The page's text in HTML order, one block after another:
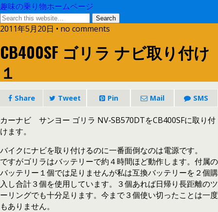
趣味の乗り物ホームページ
2011年5月20日 • no comments
CB400SF ゴリラ ナビ取り付け
１
Share Tweet Pin Mail SMS
カーナビ サンヨー ゴリラ NV‐SB570DTをCB400SFに取り付
けます。
バイクにナビを取り付けるのに一番面倒なのは電源です。
ですがゴリラはバッテリーで約４時間ほど動作します。付属の
バッテリー１個では足りませんが私は互換バッテリーを２個購
入し合計３個を使用しています。３個あれば日帰り長距離のツ
ーリングでも十分足ります。今まで３個使い切ったことは一度
もありません。